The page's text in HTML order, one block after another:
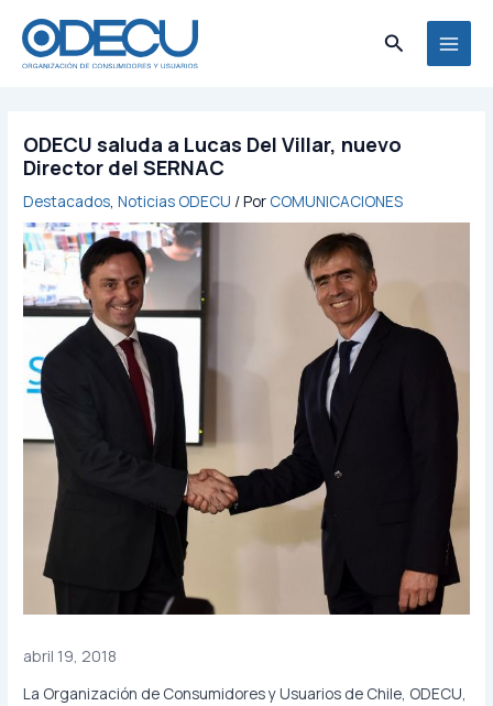
contenido
Buscar
ODECU saluda a Lucas Del Villar, nuevo
Director del SERNAC
Destacados,Noticias ODECU / Por COMUNICACIONES
abril 19, 2018
La Organización de Consumidores y Usuarios de Chile, ODECU,